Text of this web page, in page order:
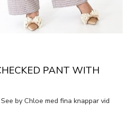
PANT WITH
by Chloe med fina knappar vid